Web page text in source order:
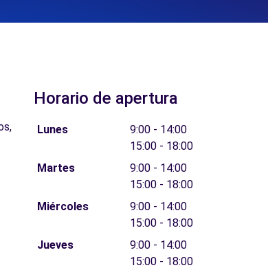
Horario de apertura
Lunes
9:00 - 14:00
15:00 - 18:00
Martes
9:00 - 14:00
15:00 - 18:00
Miércoles
9:00 - 14:00
15:00 - 18:00
Jueves
9:00 - 14:00
15:00 - 18:00